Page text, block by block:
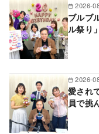
2026-
ブルブ
ル祭り
2026-
愛され
員で挑